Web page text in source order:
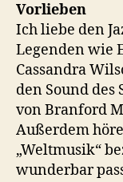
Vorlieben
Ich liebe den
Legenden wie
Cassandra
den Sound des
von Branford
Außerdem
„Weltmusik“
wunderbar